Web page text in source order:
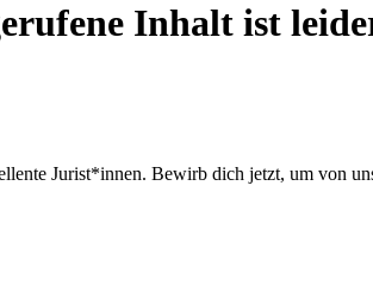
Inhalt ist
Jurist*innen. Bewirb dich jetzt, um von